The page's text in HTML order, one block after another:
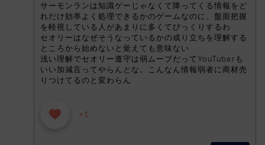
サーモンランは知識ゲーじゃなくて降ってくる情報をど
れだけ効率よく処理できるかのゲームなのに、盤面把握
を軽視している人があまりに多くてびっくりするわ
セオリーはなぜそうなっているかの成り立ちを理解する
ところから始めないと覚えても意味ない
浅い理解でセオリー遵守は弱ムーブだってYouTuberも
いい加減言ってやらんとな。こんなん情報弱者に商材売
りつけてるのと変わらん
+1